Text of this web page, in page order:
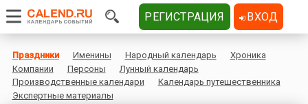
Праздники Именины Народный календарь
Хроника
Компании
Персоны
Лунный календарь
Производственные календари
Календарь путешественника
Экспертные материалы
РЕГИСТРАЦИЯ ВХОД